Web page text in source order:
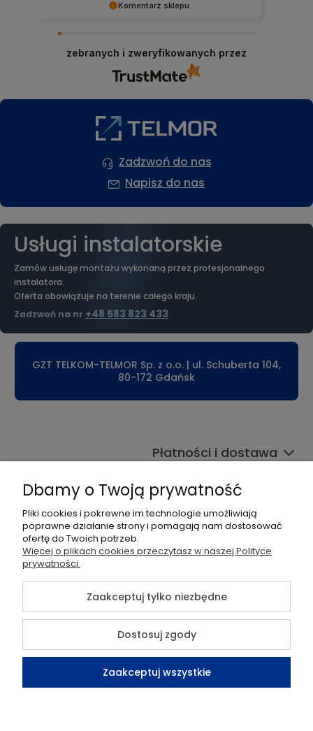
Komentarz sklepu
ponownie!
zebranych i zweryfikowanych przez
Zadzwoń do nas
Napisz do nas
Usługi instalatorskie
Zamów usługę montażu wykonaną przez profesjonalnego
instalatora.
Oferta obowiązuje na terenie całego kraju.
Zadzwoń na nr +48 583 823 433
GZT TELKOM-TELMOR Sp. z o.o. | ul. Schuberta 104,
80-172 Gdańsk
Płatności i dostawa
Informacje
Pomoc
Moje konto
©2026 Wszelkie Prawa Zastrzeżone | Sklep TELMOR
Szablon Flex byEcommercy
Dbamy o Twoją prywatność
Pliki cookies i pokrewne im technologie umożliwiają
poprawne działanie strony i pomagają nam dostosować
ofertę do Twoich potrzeb.
Więcej o plikach cookies przeczytasz w naszej Polityce
prywatności.
Zaakceptuj tylko niezbędne
Dostosuj zgody
Zaakceptuj wszystkie